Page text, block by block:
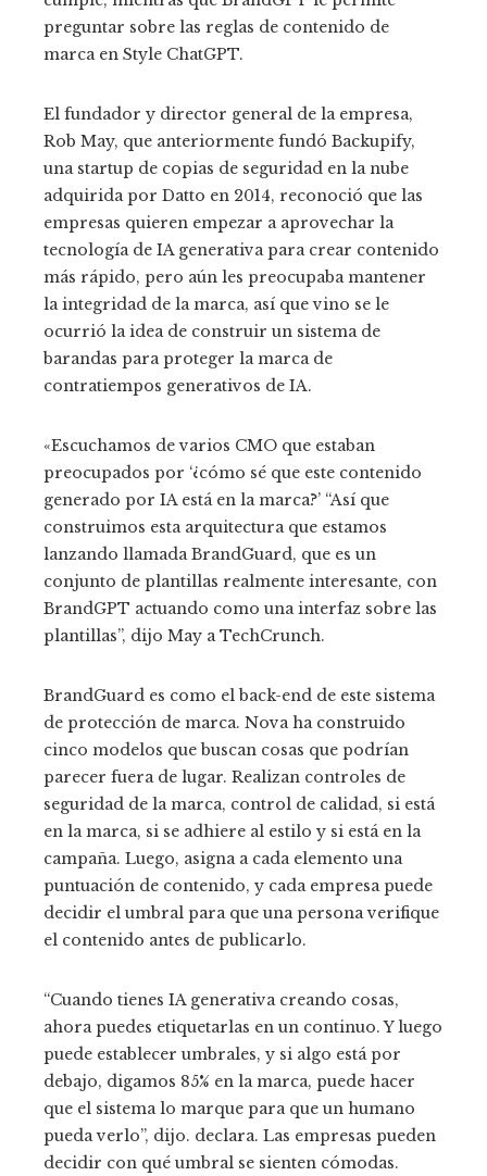
preguntar sobre las reglas de contenido de
marca en Style ChatGPT.
El fundador y director general de la empresa,
Rob May, que anteriormente fundó Backupify,
una startup de copias de seguridad en la nube
adquirida por Datto en 2014, reconoció que las
empresas quieren empezar a aprovechar la
tecnología de IA generativa para crear contenido
más rápido, pero aún les preocupaba mantener
la integridad de la marca, así que vino se le
ocurrió la idea de construir un sistema de
barandas para proteger la marca de
contratiempos generativos de IA.
«Escuchamos de varios CMO que estaban
preocupados por ‘¿cómo sé que este contenido
generado por IA está en la marca?’ “Así que
construimos esta arquitectura que estamos
lanzando llamada BrandGuard, que es un
conjunto de plantillas realmente interesante, con
BrandGPT actuando como una interfaz sobre las
plantillas”, dijo May a TechCrunch.
BrandGuard es como el back-end de este sistema
de protección de marca. Nova ha construido
cinco modelos que buscan cosas que podrían
parecer fuera de lugar. Realizan controles de
seguridad de la marca, control de calidad, si está
en la marca, si se adhiere al estilo y si está en la
campaña. Luego, asigna a cada elemento una
puntuación de contenido, y cada empresa puede
decidir el umbral para que una persona verifique
el contenido antes de publicarlo.
“Cuando tienes IA generativa creando cosas,
ahora puedes etiquetarlas en un continuo. Y luego
puede establecer umbrales, y si algo está por
debajo, digamos 85% en la marca, puede hacer
que el sistema lo marque para que un humano
pueda verlo”, dijo. declara. Las empresas pueden
decidir con qué umbral se sienten cómodas.